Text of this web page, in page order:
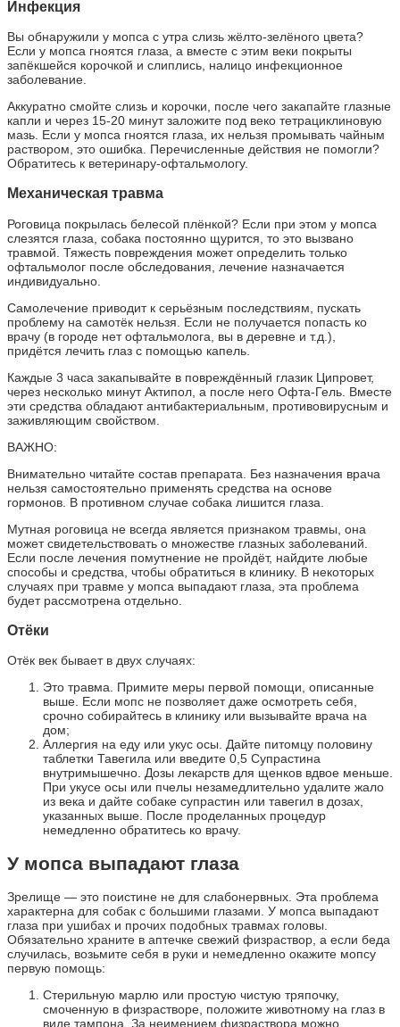
Инфекция
Вы обнаружили у мопса с утра слизь жёлто-зелёного цвета?
Если у мопса гноятся глаза, а вместе с этим веки покрыты
запёкшейся корочкой и слиплись, налицо инфекционное
заболевание.
Аккуратно смойте слизь и корочки, после чего закапайте глазные
капли и через 15-20 минут заложите под веко тетрациклиновую
мазь. Если у мопса гноятся глаза, их нельзя промывать чайным
раствором, это ошибка. Перечисленные действия не помогли?
Обратитесь к ветеринару-офтальмологу.
Механическая травма
Роговица покрылась белесой плёнкой? Если при этом у мопса
слезятся глаза, собака постоянно щурится, то это вызвано
травмой. Тяжесть повреждения может определить только
офтальмолог после обследования, лечение назначается
индивидуально.
Самолечение приводит к серьёзным последствиям, пускать
проблему на самотёк нельзя. Если не получается попасть ко
врачу (в городе нет офтальмолога, вы в деревне и т.д.),
придётся лечить глаз с помощью капель.
Каждые 3 часа закапывайте в повреждённый глазик Ципровет,
через несколько минут Актипол, а после него Офта-Гель. Вместе
эти средства обладают антибактериальным, противовирусным и
заживляющим свойством.
ВАЖНО:
Внимательно читайте состав препарата. Без назначения врача
нельзя самостоятельно применять средства на основе
гормонов. В противном случае собака лишится глаза.
Мутная роговица не всегда является признаком травмы, она
может свидетельствовать о множестве глазных заболеваний.
Если после лечения помутнение не пройдёт, найдите любые
способы и средства, чтобы обратиться в клинику. В некоторых
случаях при травме у мопса выпадают глаза, эта проблема
будет рассмотрена отдельно.
Отёки
Отёк век бывает в двух случаях:
Это травма. Примите меры первой помощи, описанные
выше. Если мопс не позволяет даже осмотреть себя,
срочно собирайтесь в клинику или вызывайте врача на
дом;
Аллергия на еду или укус осы. Дайте питомцу половину
таблетки Тавегила или введите 0,5 Супрастина
внутримышечно. Дозы лекарств для щенков вдвое меньше.
При укусе осы или пчелы незамедлительно удалите жало
из века и дайте собаке супрастин или тавегил в дозах,
указанных выше. После проделанных процедур
немедленно обратитесь ко врачу.
У мопса выпадают глаза
Зрелище — это поистине не для слабонервных. Эта проблема
характерна для собак с большими глазами. У мопса выпадают
глаза при ушибах и прочих подобных травмах головы.
Обязательно храните в аптечке свежий физраствор, а если беда
случилась, возьмите себя в руки и немедленно окажите мопсу
первую помощь:
Стерильную марлю или простую чистую тряпочку,
смоченную в физрастворе, положите животному на глаз в
виде тампона. За неимением физраствора можно